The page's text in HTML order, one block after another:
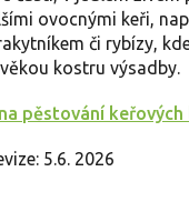
ovocnými keři,
či rybízy,
kostru výsadby.
pěstování keřových
5.6. 2026